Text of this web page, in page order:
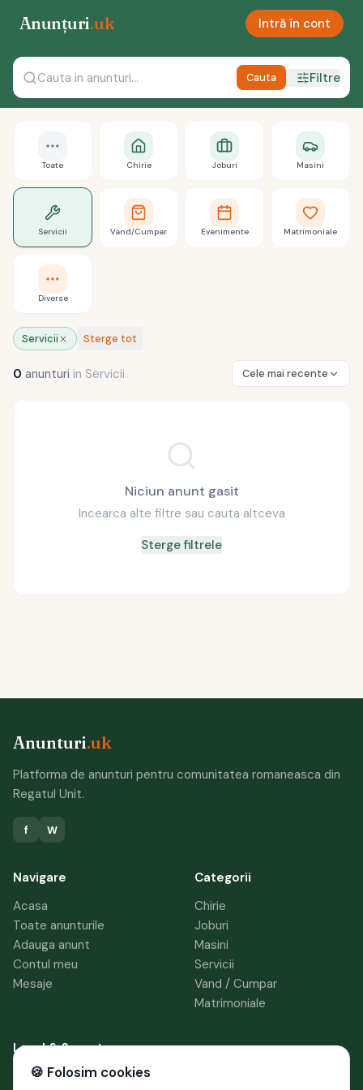
Anunțuri.uk Intră în cont
Cauta Filtre
Toate Chirie Joburi Masini
Servicii Vand/Cumpar Evenimente Matrimoniale
Diverse
Servicii Sterge tot
0 anunturi in Servicii Cele mai recente
Niciun anunt gasit
Incearca alte filtre sau cauta altceva
Sterge filtrele
Anunturi.uk
Platforma de anunturi pentru comunitatea romaneasca din
Regatul Unit.
f W
Navigare
Acasa
Toate anunturile
Adauga anunt
Contul meu
Mesaje
Categorii
Chirie
Joburi
Masini
Servicii
Vand / Cumpar
Matrimoniale
Legal & Suport
Termeni si conditii
🍪 Folosim cookies